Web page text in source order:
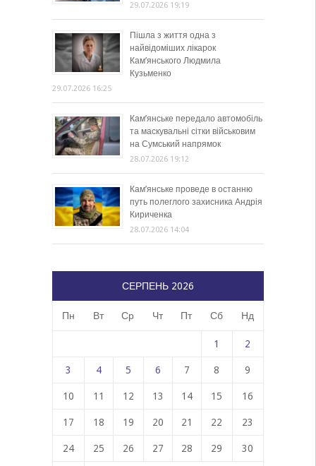
29.07.2026 19:19
Пішла з життя одна з
найвідоміших лікарок
Кам’янського Людмила
Кузьменко
29.07.2026 16:25
Кам’янське передало автомобіль
та маскувальні сітки військовим
на Сумський напрямок
28.07.2026 19:12
Кам’янське проведе в останню
путь полеглого захисника Андрія
Кириченка
28.07.2026 14:04
СЕРПЕНЬ 2026
Пн Вт Ср Чт Пт Сб Нд
1 2
3 4 5 6 7 8 9
10 11 12 13 14 15 16
17 18 19 20 21 22 23
24 25 26 27 28 29 30